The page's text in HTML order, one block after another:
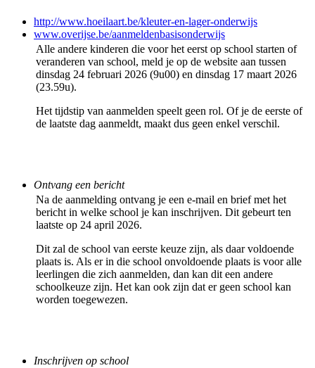
http://www.hoeilaart.be/kleuter-en-lager-onderwijs
www.overijse.be/aanmeldenbasisonderwijs
Alle andere kinderen die voor het eerst op school starten of
veranderen van school, meld je op de website aan tussen
dinsdag 24 februari 2026 (9u00) en dinsdag 17 maart 2026
(23.59u).
Het tijdstip van aanmelden speelt geen rol. Of je de eerste of
de laatste dag aanmeldt, maakt dus geen enkel verschil.
Ontvang een bericht
Na de aanmelding ontvang je een e-mail en brief met het
bericht in welke school je kan inschrijven. Dit gebeurt ten
laatste op 24 april 2026.
Dit zal de school van eerste keuze zijn, als daar voldoende
plaats is. Als er in die school onvoldoende plaats is voor alle
leerlingen die zich aanmelden, dan kan dit een andere
schoolkeuze zijn. Het kan ook zijn dat er geen school kan
worden toegewezen.
Inschrijven op school